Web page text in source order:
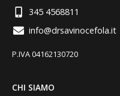
345 4568811
info@drsavinocefola.it
P.IVA 04162130720
CHI SIAMO